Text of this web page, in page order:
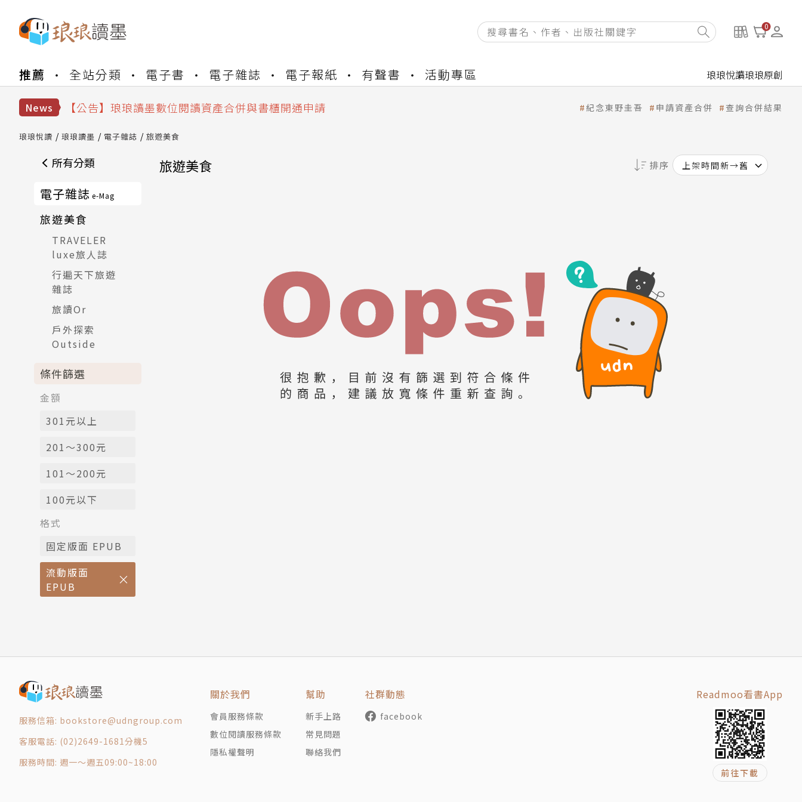
0
推薦 全站分類 電子書 電子雜誌 電子報紙 有聲書 活動專區 琅琅悅讀琅琅原創
News
【公告】琅琅書店服務升級重要說明及資產合併結果查詢
【公告】琅琅讀墨數位閱讀資產合併與書櫃開通申請
【公告】琅琅讀墨 3 分鐘完成書櫃開通與資產合併申請圖文教學
【公告】因 Readmoo 讀墨系統維護中，本站同步暫停部分閱讀服務
紀念東野圭吾 申請資產合併 查詢合併結果
琅琅悅讀 琅琅讀墨 電子雜誌 旅遊美食
所有分類
電子雜誌 e-Mag
旅遊美食
TRAVELER
luxe旅人誌
行遍天下旅遊
雜誌
旅讀Or
戶外探索
Outside
條件篩選
金額
301元以上
201～300元
101～200元
100元以下
格式
固定版面 EPUB
流動版面
EPUB
旅遊美食 排序 上架時間新→舊
服務信箱: bookstore@udngroup.com
客服電話: (02)2649-1681分機5
服務時間: 週一～週五09:00~18:00
關於我們
會員服務條款
數位閱讀服務條款
隱私權聲明
幫助
新手上路
常見問題
聯絡我們
社群動態
facebook
Readmoo看書App
前往下載